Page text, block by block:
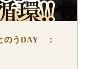
のうDAY ：